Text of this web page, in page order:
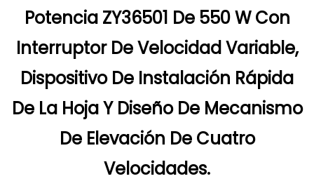
Potencia ZY36501 De 550 W Con
Interruptor De Velocidad Variable,
Dispositivo De Instalación Rápida
De La Hoja Y Diseño De Mecanismo
De Elevación De Cuatro
Velocidades.